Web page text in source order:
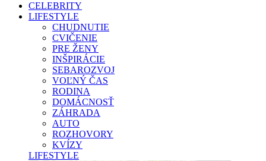
CELEBRITY
LIFESTYLE
CHUDNUTIE
CVIČENIE
PRE ŽENY
INŠPIRÁCIE
SEBAROZVOJ
VOĽNÝ ČAS
RODINA
DOMÁCNOSŤ
ZÁHRADA
AUTO
ROZHOVORY
KVÍZY
LIFESTYLE